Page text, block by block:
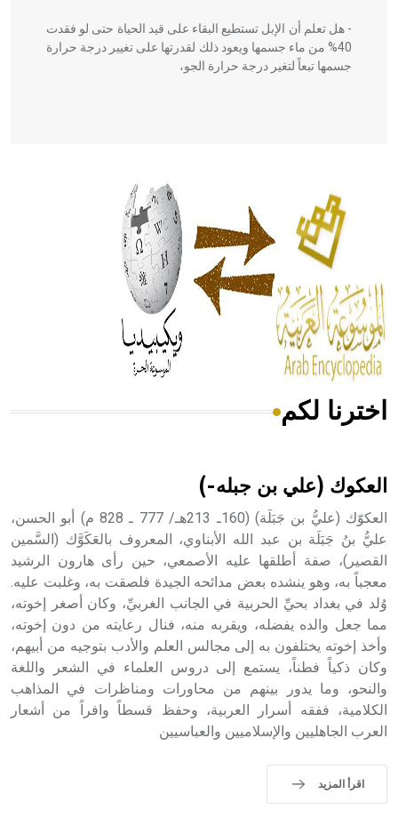
- هل تعلم أن الإبل تستطيع البقاء على قيد الحياة حتى لو فقدت
40% من ماء جسمها ويعود ذلك لقدرتها على تغيير درجة حرارة
جسمها تبعاً لتغير درجة حرارة الجو،
الحكم، الأدلة، تنظيم التغذية، ورسالته في جروح الرأس. ويعود
له الفضل بأنه حرر الطب من الدين والفلسفة.
- هل تعلم أن المرجان إفراز حيواني يتكون في البحر ويتركب
من مادة كربونات الكلسيوم، وهو أحمر أو شديد الحمرة وهو
أجود أنواعه، ويمتاز بكبر الحجم ويسمى الش
هل تعلم أن الأبسيد كلمة فرنسية اللفظ تم اعتمادها مصطلحاً
- هل تعلم أن أبجر Abgar اسم معروف جيداً يعود إلى عدد من
الملوك الذين حكموا مدينة إديسا (الرها) من أبجر الأول وحتى
التاسع، وهم ينتسبون إلى أسرة أوسروين
- هل تعلم أن الأبجدية الكنعانية تتألف من /22/ علامة كتابية
sign تكتب منفصلة غير متصلة، وتعتمد المبدأ الأكوروفوني،
حيث تقتصر القيمة الصوتية للعلامة الك
اخترنا لكم
العكوك (علي بن جبله-)
العكوّك (عليُّ بن جَبَلَة) (160ـ 213هـ/ 777 ـ 828 م) أبو الحسن،
عليُّ بنُ جَبَلَة بن عبد الله الأبناوي، المعروف بالعَكَوَّك (السَّمين
القصير)، صفة أطلقها عليه الأصمعي، حين رأى هارون الرشيد
معجباً به، وهو ينشده بعض مدائحه الجيدة فلصقت به، وغلبت عليه.
وُلد في بغداد بحيِّ الحربية في الجانب الغربيِّ، وكان أصغر إخوته،
مما جعل والده يفضله، ويقربه منه، فنال رعايته من دون إخوته،
وأخذ إخوته يختلفون به إلى مجالس العلم والأدب بتوجيه من أبيهم،
وكان ذكياً فطناً، يستمع إلى دروس العلماء في الشعر واللغة
والنحو، وما يدور بينهم من محاورات ومناظرات في المذاهب
الكلامية، ففقه أسرار العربية، وحفظ قسطاً وافراً من أشعار
العرب الجاهليين والإسلاميين والعباسيين
اقرأ المزيد